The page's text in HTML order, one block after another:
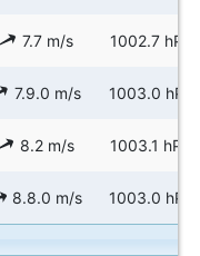
7.7 m/s 1002.7 hPa
7.9.0 m/s 1003.0 hPa
8.2 m/s 1003.1 hPa
8.8.0 m/s 1003.0 hPa